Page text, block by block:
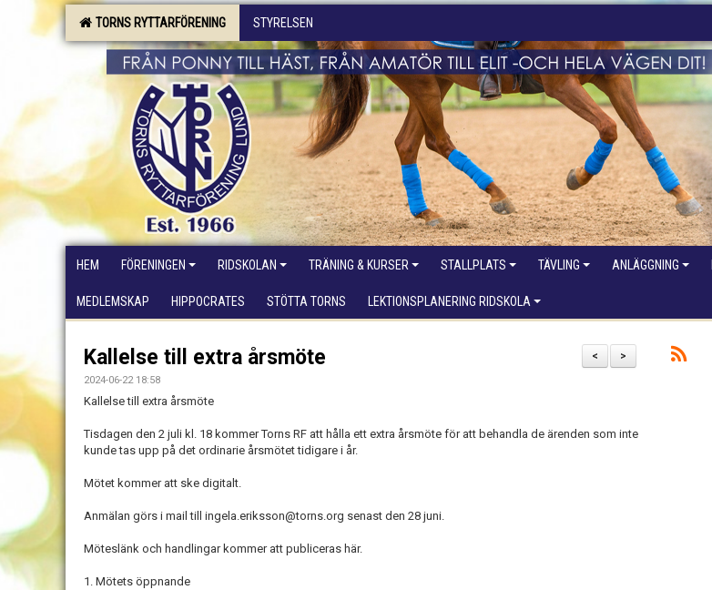
TORNS RYTTARFÖRENING STYRELSEN
HEM FÖRENINGEN RIDSKOLAN TRÄNING & KURSER STALLPLATS TÄVLING ANLÄGGNING
MEDLEMSKAP HIPPOCRATES STÖTTA TORNS LEKTIONSPLANERING RIDSKOLA
>
<
Kallelse till extra årsmöte
2024-06-22 18:58
Kallelse till extra årsmöte
Tisdagen den 2 juli kl. 18 kommer Torns RF att hålla ett extra årsmöte för att behandla de ärenden som inte
kunde tas upp på det ordinarie årsmötet tidigare i år.
Mötet kommer att ske digitalt.
Anmälan görs i mail till ingela.eriksson@torns.org senast den 28 juni.
Möteslänk och handlingar kommer att publiceras här.
1. Mötets öppnande